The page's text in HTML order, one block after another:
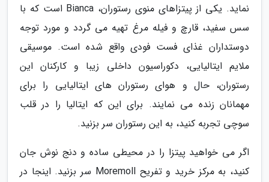
نماید. یکی از پیتزاهای منوی رستوران، Bianca است که با
سس سفید، قارچ و فیله مرغ تهیه می گردد و مورد توجه
دوستداران غذای فست فودی واقع شده است. موسیقی
ملایم ایتالیایی، دکوراسیون داخلی زیبا و کارکنان این
رستوران، حال و هوای رستوران های ایتالیایی را برای
مهمانان زنده می نمایند. برای این که ایتالیا را در قلب
سوچی تجربه کنید، به این رستوران سر بزنید.
اگر می خواهید پیتزا را در محیطی ساده و دنج نوش جان
کنید، به مرکز خرید و تفریح Moremoll سر بزنید. اینجا در